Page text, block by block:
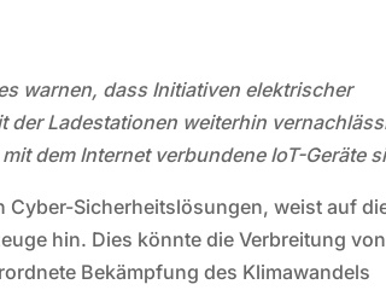
warnen, dass Initiativen elektrischer
der Ladestationen weiterhin
dem Internet verbundene IoT-Geräte
Cyber-Sicherheitslösungen, weist auf
hin. Dies könnte die Verbreitung von
Bekämpfung des Klimawandels